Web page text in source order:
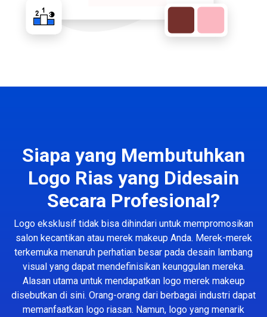
Siapa yang Membutuhkan
Logo Rias yang Didesain
Secara Profesional?
Logo eksklusif tidak bisa dihindari untuk mempromosikan
salon kecantikan atau merek makeup Anda. Merek-merek
terkemuka menaruh perhatian besar pada desain lambang
visual yang dapat mendefinisikan keunggulan mereka.
Alasan utama untuk mendapatkan logo merek makeup
disebutkan di sini. Orang-orang dari berbagai industri dapat
memanfaatkan logo riasan. Namun, logo yang menarik